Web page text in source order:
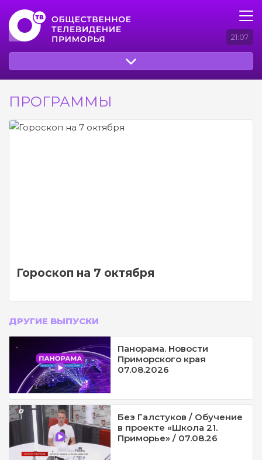
21:07
ПРОГРАММЫ
Гороскоп на 7 октября
ДРУГИЕ ВЫПУСКИ
Панорама. Новости
Приморского края
07.08.2026
Без Галстуков / Обучение
в проекте «Школа 21.
Приморье» / 07.08.26